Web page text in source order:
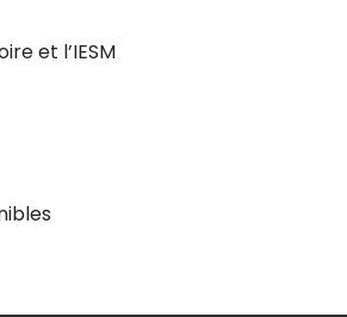
et l’IESM